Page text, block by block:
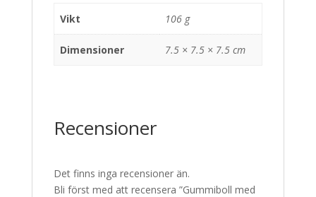
Vikt 106 g
Dimensioner 7.5 × 7.5 × 7.5 cm
Recensioner
Det finns inga recensioner än.
Bli först med att recensera ”Gummiboll med